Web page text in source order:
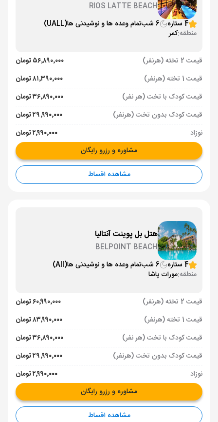
RIOS LATTE BEACH
4 ستاره
6 شب تمام وعده ها و نوشیدنی ها(UALL)
منطقه:کمر
قیمت 2 تخته (هرنفر)
۵۶٬۸۹۰٬۰۰۰ تومان
قیمت 1 تخته (هرنفر)
۸۱٬۳۹۰٬۰۰۰ تومان
قیمت کودک با تخت (هر نفر)
۳۶٬۸۹۰٬۰۰۰ تومان
قیمت کودک بدون تخت (هرنفر)
۲۹٬۹۹۰٬۰۰۰ تومان
نوزاد
۲٬۹۹۰٬۰۰۰ تومان
مشاوره و رزرو رایگان
مشاهده اقساط
هتل بل پوینت آنتالیا
BELPOINT BEACH
4 ستاره
6 شب تمام وعده ها و نوشیدنی ها(All)
منطقه:مورات پاشا
قیمت 2 تخته (هرنفر)
۶۰٬۹۹۰٬۰۰۰ تومان
قیمت 1 تخته (هرنفر)
۸۳٬۹۹۰٬۰۰۰ تومان
قیمت کودک با تخت (هر نفر)
۳۶٬۸۹۰٬۰۰۰ تومان
قیمت کودک بدون تخت (هرنفر)
۲۹٬۹۹۰٬۰۰۰ تومان
نوزاد
۲٬۹۹۰٬۰۰۰ تومان
مشاوره و رزرو رایگان
مشاهده اقساط